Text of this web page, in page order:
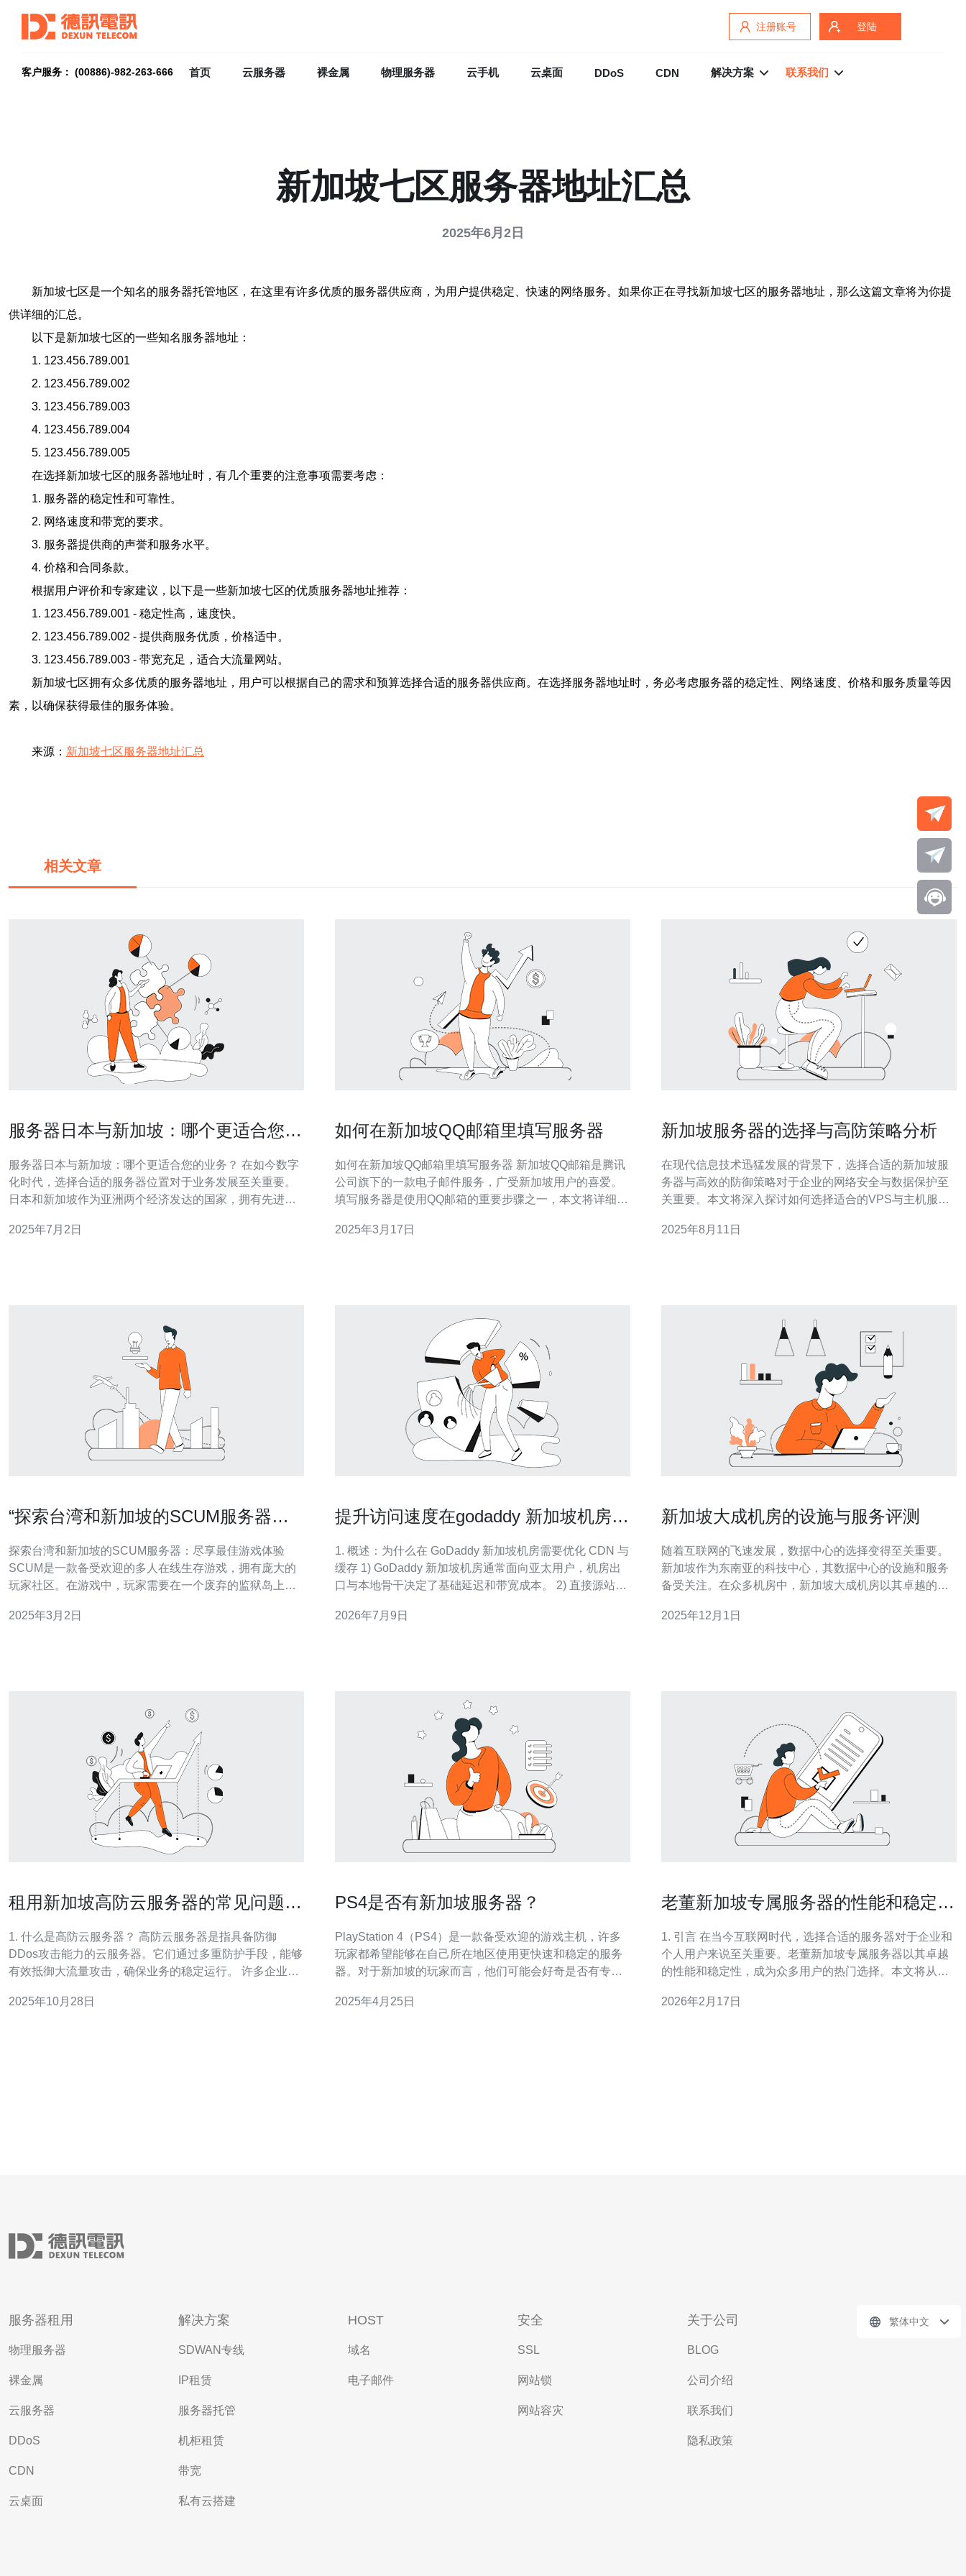
注册账号 登陆
客户服务： (00886)-982-263-666 首页 云服务器 裸金属 物理服务器 云手机 云桌面 DDoS CDN 解决方案 联系我们
新加坡七区服务器地址汇总
2025年6月2日
新加坡七区是一个知名的服务器托管地区，在这里有许多优质的服务器供应商，为用户提供稳定、快速的网络服务。如果你正在寻找新加坡七区的服务器地址，那么这篇文章将为你提
供详细的汇总。
以下是新加坡七区的一些知名服务器地址：
1. 123.456.789.001
2. 123.456.789.002
3. 123.456.789.003
4. 123.456.789.004
5. 123.456.789.005
在选择新加坡七区的服务器地址时，有几个重要的注意事项需要考虑：
1. 服务器的稳定性和可靠性。
2. 网络速度和带宽的要求。
3. 服务器提供商的声誉和服务水平。
4. 价格和合同条款。
根据用户评价和专家建议，以下是一些新加坡七区的优质服务器地址推荐：
1. 123.456.789.001 - 稳定性高，速度快。
2. 123.456.789.002 - 提供商服务优质，价格适中。
3. 123.456.789.003 - 带宽充足，适合大流量网站。
新加坡七区拥有众多优质的服务器地址，用户可以根据自己的需求和预算选择合适的服务器供应商。在选择服务器地址时，务必考虑服务器的稳定性、网络速度、价格和服务质量等因
素，以确保获得最佳的服务体验。
来源： 新加坡七区服务器地址汇总
相关文章
服务器日本与新加坡：哪个更适合您的
服务器日本与新加坡：哪个更适合您的业务？ 在如今数字
化时代，选择合适的服务器位置对于业务发展至关重要。
日本和新加坡作为亚洲两个经济发达的国家，拥有先进的
还是新加坡的服务器更适合您的业务呢？本文将为您进行
2025年7月2日
如何在新加坡QQ邮箱里填写服务器
如何在新加坡QQ邮箱里填写服务器 新加坡QQ邮箱是腾讯
公司旗下的一款电子邮件服务，广受新加坡用户的喜爱。
填写服务器是使用QQ邮箱的重要步骤之一，本文将详细介
器，输入QQ邮箱的网址，进入登录页面。输入正确的QQ
2025年3月17日
新加坡服务器的选择与高防策略分析
在现代信息技术迅猛发展的背景下，选择合适的新加坡服
务器与高效的防御策略对于企业的网络安全与数据保护至
关重要。本文将深入探讨如何选择适合的VPS与主机服
作为您的服务提供商，以满足各种网络需求。 1. 新加坡服
2025年8月11日
“探索台湾和新加坡的SCUM服务器：
探索台湾和新加坡的SCUM服务器：尽享最佳游戏体验
SCUM是一款备受欢迎的多人在线生存游戏，拥有庞大的
玩家社区。在游戏中，玩家需要在一个废弃的监狱岛上生
戏体验，许多服务器被建立在不同的地区，包括台湾和新
2025年3月2日
提升访问速度在godaddy 新加坡机房
1. 概述：为什么在 GoDaddy 新加坡机房需要优化 CDN 与
缓存 1) GoDaddy 新加坡机房通常面向亚太用户，机房出
口与本地骨干决定了基础延迟和带宽成本。 2) 直接源站响
包时间）会明显偏高。 3) 使用 CDN 能将静态资源与部分
2026年7月9日
新加坡大成机房的设施与服务评测
随着互联网的飞速发展，数据中心的选择变得至关重要。
新加坡作为东南亚的科技中心，其数据中心的设施和服务
备受关注。在众多机房中，新加坡大成机房以其卓越的设
施与服务进行全面评测，帮助您了解其在服务器、VPS、
2025年12月1日
租用新加坡高防云服务器的常见问题解
1. 什么是高防云服务器？ 高防云服务器是指具备防御
DDos攻击能力的云服务器。它们通过多重防护手段，能够
有效抵御大流量攻击，确保业务的稳定运行。 许多企业在
租用高防云服务器。 例如，新加坡地区的高防云服务器可
2025年10月28日
PS4是否有新加坡服务器？
PlayStation 4（PS4）是一款备受欢迎的游戏主机，许多
玩家都希望能够在自己所在地区使用更快速和稳定的服务
器。对于新加坡的玩家而言，他们可能会好奇是否有专门
加坡服务器的情况。 PS4服务器是Sony Interactive
2025年4月25日
老董新加坡专属服务器的性能和稳定性
1. 引言 在当今互联网时代，选择合适的服务器对于企业和
个人用户来说至关重要。老董新加坡专属服务器以其卓越
的性能和稳定性，成为众多用户的热门选择。本文将从多
品。 专属服务器通常意味着用户拥有独立的资源，这能有
2026年2月17日
服务器租用
物理服务器
裸金属
云服务器
DDoS
CDN
云桌面
解决方案
SDWAN专线
IP租赁
服务器托管
机柜租赁
带宽
私有云搭建
HOST
域名
电子邮件
安全
SSL
网站锁
网站容灾
关于公司
BLOG
公司介绍
联系我们
隐私政策
繁体中文